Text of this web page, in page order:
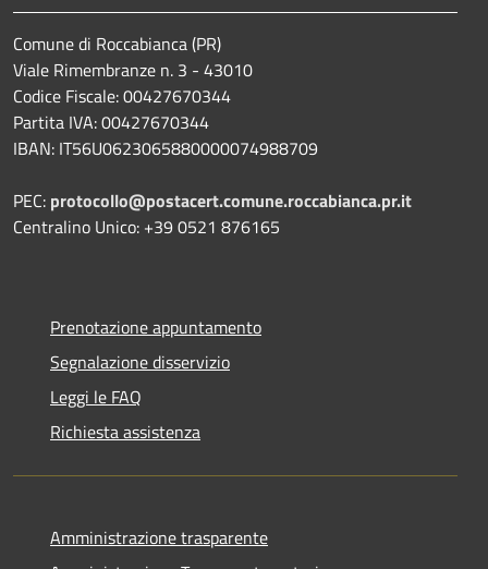
Comune di Roccabianca (PR)
Viale Rimembranze n. 3 - 43010
Codice Fiscale: 00427670344
Partita IVA: 00427670344
IBAN: IT56U0623065880000074988709
PEC: protocollo@postacert.comune.roccabianca.pr.it
Centralino Unico: +39 0521 876165
Prenotazione appuntamento
Segnalazione disservizio
Leggi le FAQ
Richiesta assistenza
Amministrazione trasparente